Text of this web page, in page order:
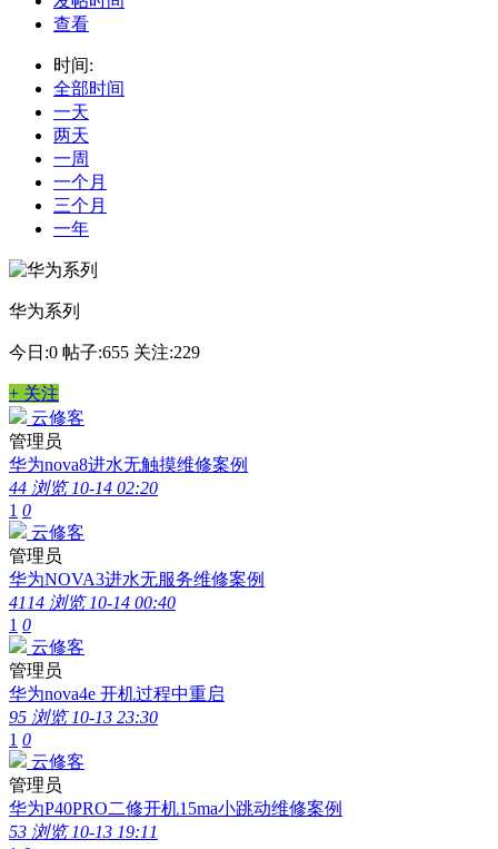
查看
时间:
全部时间
一天
两天
一周
一个月
三个月
一年
华为系列
今日:0 帖子:655 关注:229
+ 关注
云修客
管理员
华为nova8进水无触摸维修案例
44 浏览 10-14 02:20
1 0
云修客
管理员
华为NOVA3进水无服务维修案例
4114 浏览 10-14 00:40
1 0
云修客
管理员
华为nova4e 开机过程中重启
95 浏览 10-13 23:30
1 0
云修客
管理员
华为P40PRO二修开机15ma小跳动维修案例
53 浏览 10-13 19:11